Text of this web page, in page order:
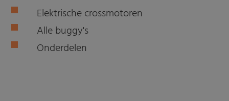
Elektrische crossmotoren
Alle buggy's
Onderdelen